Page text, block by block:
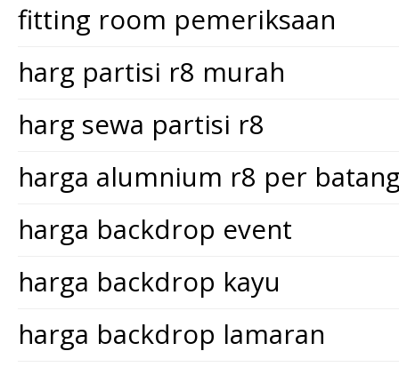
fitting room pemeriksaan
harg partisi r8 murah
harg sewa partisi r8
harga alumnium r8 per
harga backdrop event
harga backdrop kayu
harga backdrop lamaran